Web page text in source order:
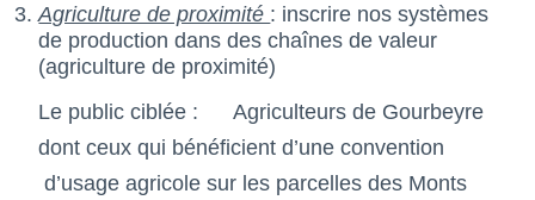
Agriculture de proximité : inscrire nos systèmes
de production dans des chaînes de valeur
(agriculture de proximité)
Le public ciblée : Agriculteurs de Gourbeyre
dont ceux qui bénéficient d’une convention
d’usage agricole sur les parcelles des Monts